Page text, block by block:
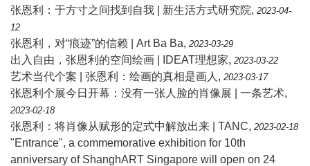
张恩利：于方寸之间找到自我 | 新生活方式研究院, 2023-04-
12
张恩利，对“痕迹”的信赖 | Art Ba Ba, 2023-03-29
出入自由，张恩利的空间绘画 | IDEAT理想家, 2023-03-22
艺术当代个案 | 张恩利：绘画的真相是画人 , 2023-03-17
张恩利个展今日开幕：没有一张人脸的肖像展 | 一条艺术,
2023-02-18
张恩利：将肖像从赋形的定式中解放出来 | TANC, 2023-02-18
"Entrance", a commemorative exhibition for 10th
anniversary of ShanghART Singapore will open on 24